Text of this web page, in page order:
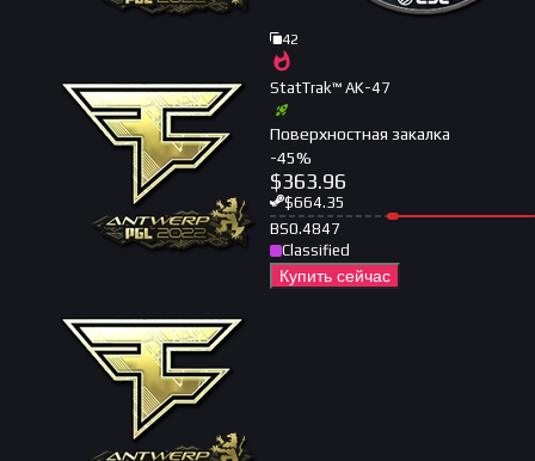
42
StatTrak™ AK-47
Поверхностная закалка
-45%
$363.96
$664.35
BS0.4847
Classified
Купить сейчас